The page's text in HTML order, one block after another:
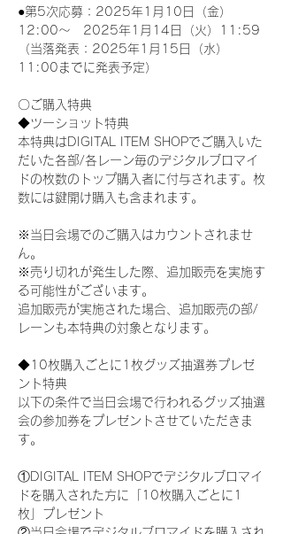
●第5次応募：2025年1月10日（金）
12:00～　2025年1月14日（火）11:59
（当落発表：2025年1月15日（水）
11:00までに発表予定）
〇ご購入特典
◆ツーショット特典
本特典はDIGITAL ITEM SHOPでご購入いた
だいた各部/各レーン毎のデジタルブロマイ
ドの枚数のトップ購入者に付与されます。枚
数には鍵開け購入も含まれます。
※当日会場でのご購入はカウントされませ
ん。
※売り切れが発生した際、追加販売を実施す
る可能性がございます。
追加販売が実施された場合、追加販売の部/
レーンも本特典の対象となります。
◆10枚購入ごとに1枚グッズ抽選券プレゼ
ント特典
以下の条件で当日会場で行われるグッズ抽選
会の参加券をプレゼントさせていただきま
す。
①DIGITAL ITEM SHOPでデジタルブロマイ
ドを購入された方に「10枚購入ごとに1
枚」プレゼント